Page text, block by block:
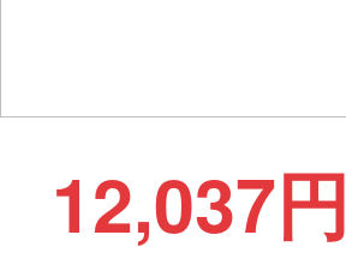
12,037円